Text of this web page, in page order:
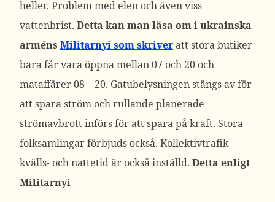
heller. Problem med elen och även viss
vattenbrist. Detta kan man läsa om i ukrainska
arméns Militarnyi som skriveratt stora butiker
bara får vara öppna mellan 07 och 20 och
mataffärer 08 – 20. Gatubelysningen stängs av för
att spara ström och rullande planerade
strömavbrott införs för att spara på kraft. Stora
folksamlingar förbjuds också. Kollektivtrafik
kvälls- och nattetid är också inställd. Detta enligt
Militarnyi